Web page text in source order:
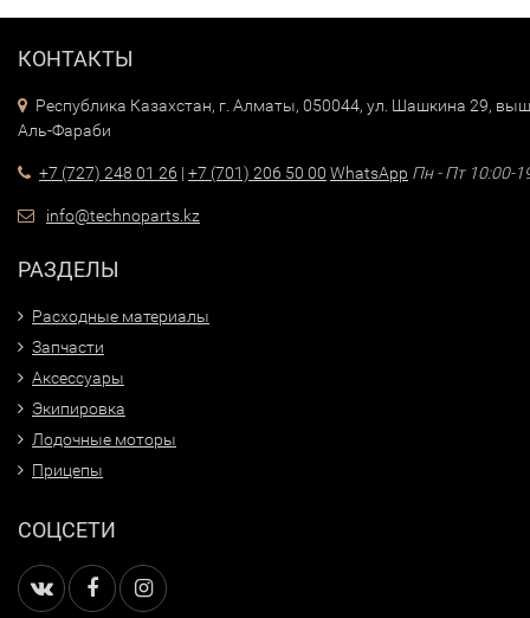
КОНТАКТЫ
Республика Казахстан, г. Алматы, 050044, ул. Шашкина 29,
Аль-Фараби
+7 (727) 248 01 26 | +7 (701) 206 50 00 WhatsApp Пн - Пт 10:00-
info@technoparts.kz
РАЗДЕЛЫ
Расходные материалы
Запчасти
Аксессуары
Экипировка
Лодочные моторы
Прицепы
СОЦСЕТИ